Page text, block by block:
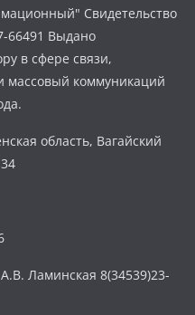
Свидетельство
Выдано
в сфере связи,
массовый коммуникаций
область, Вагайский
Ламинская 8(34539)23-